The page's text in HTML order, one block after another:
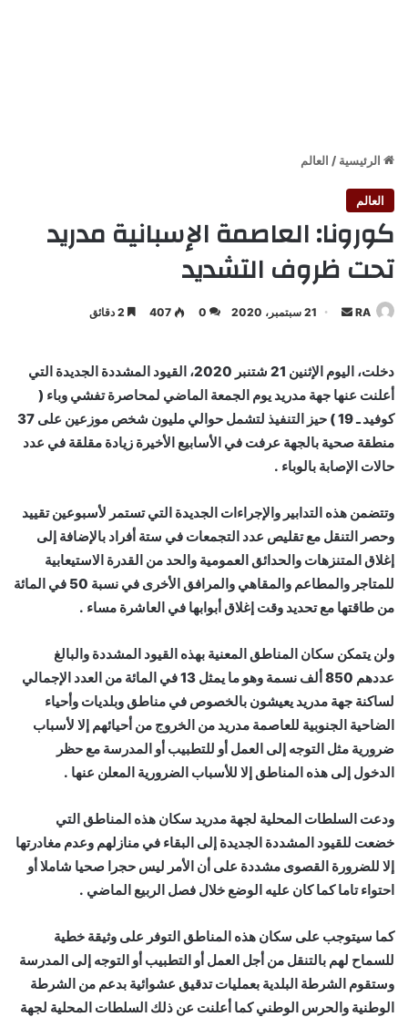
الرئيسية / العالم
العالم
كورونا: العاصمة الإسبانية مدريد
تحت ظروف التشديد
RA
أرسل 21 سبتمبر، 2020 0
407
دخلت، اليوم الإثنين 21 شتنبر 2020، القيود المشددة الجديدة التي
أعلنت عنها جهة مدريد يوم الجمعة الماضي لمحاصرة تفشي وباء (
كوفيد ـ 19 ) حيز التنفيذ لتشمل حوالي مليون شخص موزعين على 37
منطقة صحية بالجهة عرفت في الأسابيع الأخيرة زيادة مقلقة في عدد
حالات الإصابة بالوباء .
وتتضمن هذه التدابير والإجراءات الجديدة التي تستمر لأسبوعين تقييد
وحصر التنقل مع تقليص عدد التجمعات في ستة أفراد بالإضافة إلى
إغلاق المتنزهات والحدائق العمومية والحد من القدرة الاستيعابية
للمتاجر والمطاعم والمقاهي والمرافق الأخرى في نسبة 50 في المائة
من طاقتها مع تحديد وقت إغلاق أبوابها في العاشرة مساء .
ولن يتمكن سكان المناطق المعنية بهذه القيود المشددة والبالغ
عددهم 850 ألف نسمة وهو ما يمثل 13 في المائة من العدد الإجمالي
لساكنة جهة مدريد يعيشون بالخصوص في مناطق وبلديات وأحياء
الضاحية الجنوبية للعاصمة مدريد من الخروج من أحيائهم إلا لأسباب
ضرورية مثل التوجه إلى العمل أو للتطبيب أو المدرسة مع حظر
الدخول إلى هذه المناطق إلا للأسباب الضرورية المعلن عنها .
ودعت السلطات المحلية لجهة مدريد سكان هذه المناطق التي
خضعت للقيود المشددة الجديدة إلى البقاء في منازلهم وعدم مغادرتها
إلا للضرورة القصوى مشددة على أن الأمر ليس حجرا صحيا شاملا أو
احتواء تاما كما كان عليه الوضع خلال فصل الربيع الماضي .
كما سيتوجب على سكان هذه المناطق التوفر على وثيقة خطية
للسماح لهم بالتنقل من أجل العمل أو التطبيب أو التوجه إلى المدرسة
وستقوم الشرطة البلدية بعمليات تدقيق عشوائية بدعم من الشرطة
الوطنية والحرس الوطني كما أعلنت عن ذلك السلطات المحلية لجهة